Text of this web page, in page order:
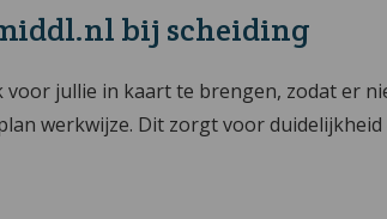
bij scheiding
jullie in kaart te brengen, zodat er
werkwijze. Dit zorgt voor